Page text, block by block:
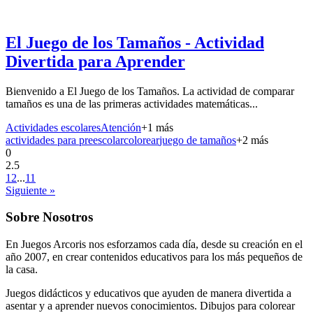
El Juego de los Tamaños - Actividad
Divertida para Aprender
Bienvenido a El Juego de los Tamaños. La actividad de comparar
tamaños es una de las primeras actividades matemáticas...
Actividades escolaresAtención+1 más
actividades para preescolarcolorearjuego de tamaños+2 más
0
2.5
1 2...11
Siguiente »
Sobre Nosotros
En Juegos Arcoris nos esforzamos cada día, desde su creación en el
año 2007, en crear contenidos educativos para los más pequeños de
la casa.
Juegos didácticos y educativos que ayuden de manera divertida a
asentar y a aprender nuevos conocimientos. Dibujos para colorear